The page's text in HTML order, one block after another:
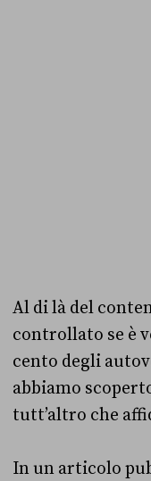
Al di là del
controllato se è
cento degli
abbiamo
tutt’altro che
In un articolo